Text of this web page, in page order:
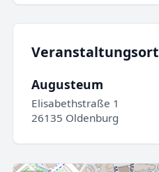
Veranstaltungsort
Augusteum
Elisabethstraße 1
26135 Oldenburg